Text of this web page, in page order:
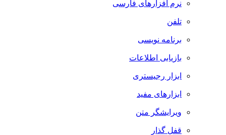
نرم افزارهای فارسی
تلفن
برنامه نویسی
بازیابی اطلاعات
ابزار رجیستری
ابزارهای مفید
ویرایشگر متن
قفل گذار